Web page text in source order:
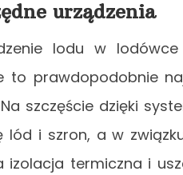
urządzenia
lodu w
to prawdopodobnie
szczęście dzięki
i szron, a w
izolacja termiczna i